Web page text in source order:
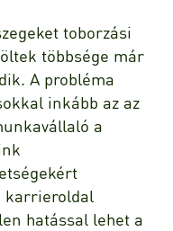
toborzási
többsége már
A probléma
inkább az az
a
karrieroldal
hatással lehet a